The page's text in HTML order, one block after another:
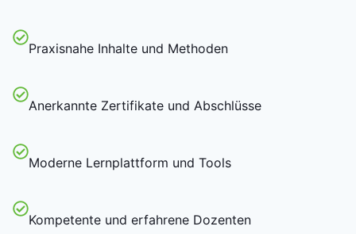
Praxisnahe Inhalte und Methoden
Anerkannte Zertifikate und Abschlüsse
Moderne Lernplattform und Tools
Kompetente und erfahrene Dozenten